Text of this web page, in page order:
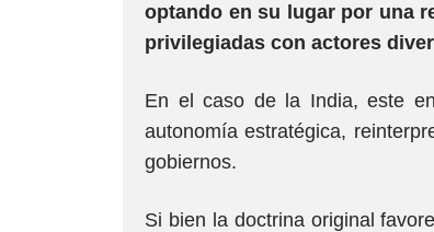
optando en su lugar por una
privilegiadas con actores
En el caso de la India, este
autonomía estratégica,
gobiernos.
Si bien la doctrina original